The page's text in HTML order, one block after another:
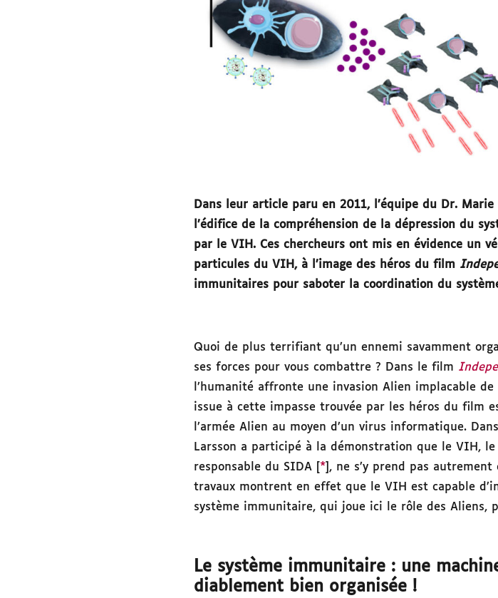
Dans leur article paru en 2011, l’équipe du Dr.
l’édifice de la compréhension de la dépression du
par le VIH. Ces chercheurs ont mis en évidence un
particules du VIH, à l’image des héros du film
immunitaires pour saboter la coordination du
Quoi de plus terrifiant qu’un ennemi savamment
ses forces pour vous combattre ? Dans le film
l’humanité affronte une invasion Alien implacable
issue à cette impasse trouvée par les héros du film
l’armée Alien au moyen d’un virus informatique.
Larsson a participé à la démonstration que le VIH, le
responsable du SIDA [ * ], ne s’y prend pas autrement
travaux montrent en effet que le VIH est capable
système immunitaire, qui joue ici le rôle des Aliens,
Le système immunitaire : une
diablement bien organisée !